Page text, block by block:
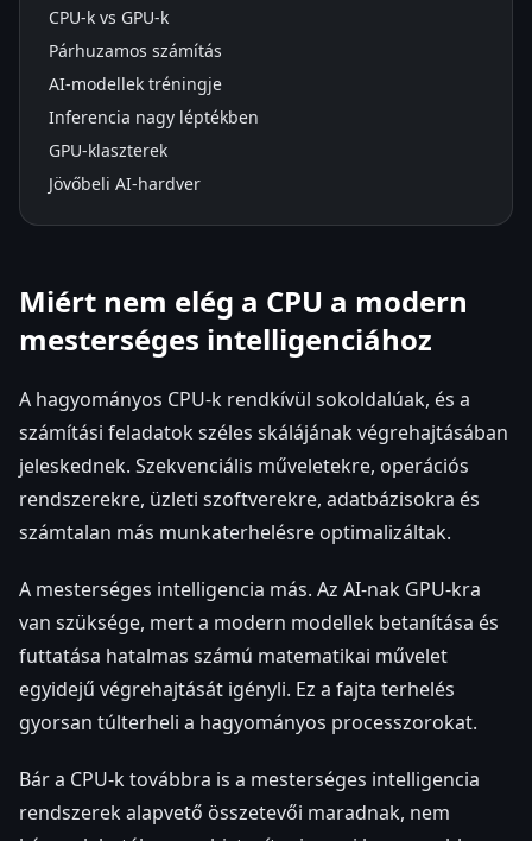
CPU-k vs GPU-k
Párhuzamos számítás
AI-modellek tréningje
Inferencia nagy léptékben
GPU-klaszterek
Jövőbeli AI-hardver
Miért nem elég a CPU a modern
mesterséges intelligenciához
A hagyományos CPU-k rendkívül sokoldalúak, és a
számítási feladatok széles skálájának végrehajtásában
jeleskednek. Szekvenciális műveletekre, operációs
rendszerekre, üzleti szoftverekre, adatbázisokra és
számtalan más munkaterhelésre optimalizáltak.
A mesterséges intelligencia más. Az AI-nak GPU-kra
van szüksége, mert a modern modellek betanítása és
futtatása hatalmas számú matematikai művelet
egyidejű végrehajtását igényli. Ez a fajta terhelés
gyorsan túlterheli a hagyományos processzorokat.
Bár a CPU-k továbbra is a mesterséges intelligencia
rendszerek alapvető összetevői maradnak, nem